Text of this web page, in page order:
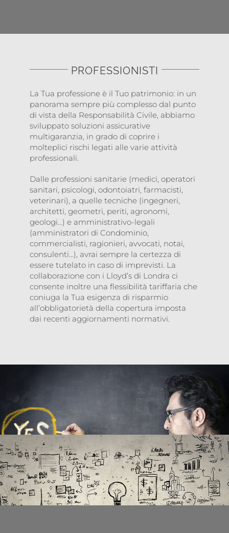
PROFESSIONISTI
La Tua professione è il Tuo patrimonio: in un
panorama sempre più complesso dal punto
di vista della Responsabilità Civile, abbiamo
sviluppato soluzioni assicurative
multigaranzia, in grado di coprire i
molteplici rischi legati alle varie attività
professionali.
Dalle professioni sanitarie (medici, operatori
sanitari, psicologi, odontoiatri, farmacisti,
veterinari), a quelle tecniche (ingegneri,
architetti, geometri, periti, agronomi,
geologi…) e amministrativo-legali
(amministratori di Condominio,
commercialisti, ragionieri, avvocati, notai,
consulenti…), avrai sempre la certezza di
essere tutelato in caso di imprevisti. La
collaborazione con i Lloyd’s di Londra ci
consente inoltre una flessibilità tariffaria che
coniuga la Tua esigenza di risparmio
all’obbligatorietà della copertura imposta
dai recenti aggiornamenti normativi.